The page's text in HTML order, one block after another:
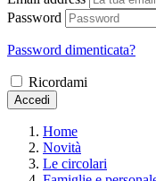
Password
Password dimenticata?
Ricordami
Accedi
Home
Novità
Le circolari